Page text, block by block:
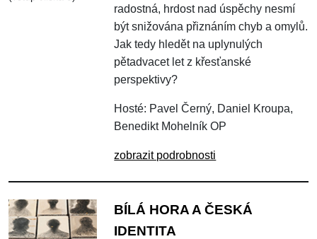
radostná, hrdost nad úspěchy nesmí
být snižována přiznáním chyb a omylů.
Jak tedy hledět na uplynulých
pětadvacet let z křesťanské
perspektivy?
Hosté: Pavel Černý, Daniel Kroupa,
Benedikt Mohelník OP
zobrazit podrobnosti
BÍLÁ HORA A ČESKÁ
IDENTITA